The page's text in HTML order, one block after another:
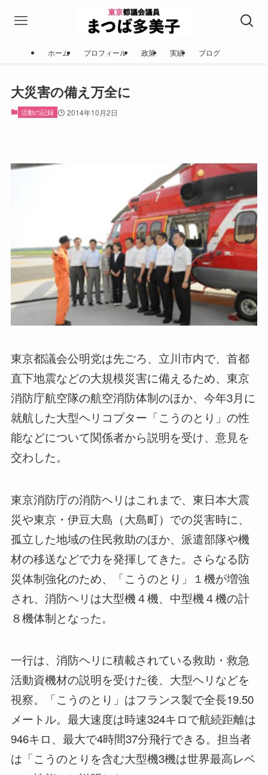
ホーム プロフィール 政策 実績 ブログ
大災害の備え万全に
活動の記録 2014年10月2日
東京都議会公明党は先ごろ、立川市内で、首都
直下地震などの大規模災害に備えるため、東京
消防庁航空隊の航空消防体制のほか、今年3月に
就航した大型ヘリコプター「こうのとり」の性
能などについて関係者から説明を受け、意見を
交わした。
東京消防庁の消防ヘリはこれまで、東日本大震
災や東京・伊豆大島（大島町）での災害時に、
孤立した地域の住民救助のほか、派遣部隊や機
材の移送などで力を発揮してきた。さらなる防
災体制強化のため、「こうのとり」１機が増強
され、消防ヘリは大型機４機、中型機４機の計
８機体制となった。
一行は、消防ヘリに積載されている救助・救急
活動資機材の説明を受けた後、大型ヘリなどを
視察。「こうのとり」はフランス製で全長19.50
メートル。最大速度は時速324キロで航続距離は
946キロ、最大で4時間37分飛行できる。担当者
は「こうのとりを含む大型機3機は世界最高レベ